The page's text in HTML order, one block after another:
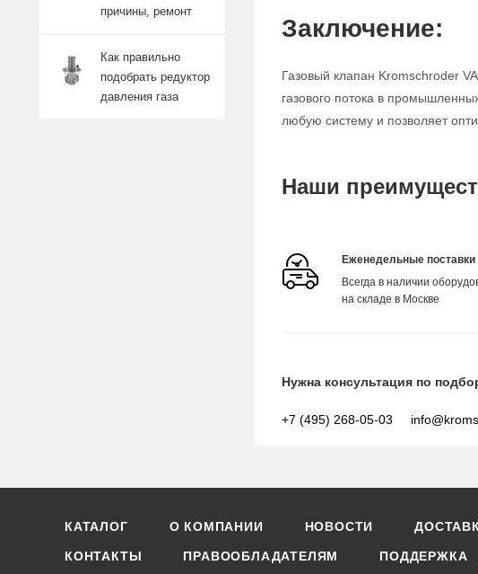
Заключение:
Газовый клапан Kromschroder
газового потока в
любую систему и позволяет
Наши
Еженедельные поставки
Всегда в наличии
на складе в Москве
Нужна консультация по
+7 (495) 268-05-03
причины, ремонт
Как правильно
подобрать редуктор
давления газа
КАТАЛОГ О КОМПАНИИ НОВОСТИ
КОНТАКТЫ ПРАВООБЛАДАТЕЛЯМ ПОДДЕРЖКА